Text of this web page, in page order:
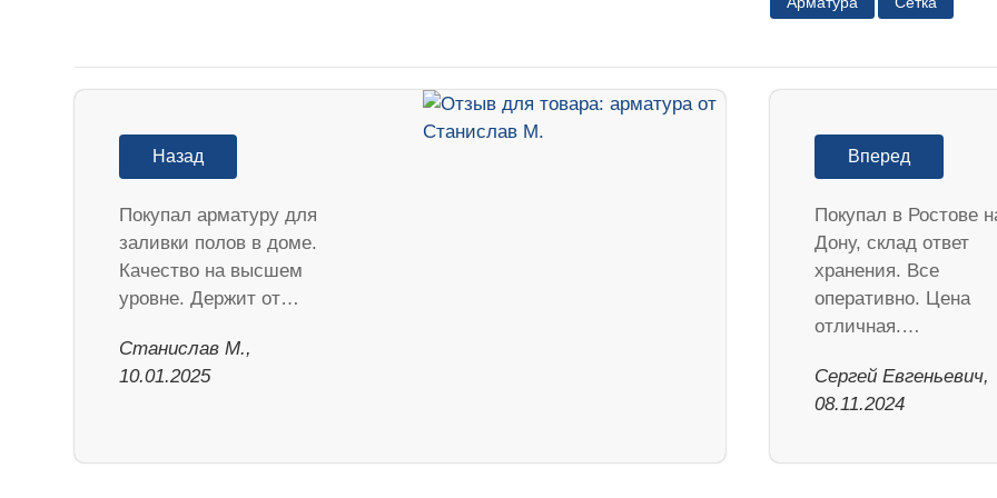
Назад
Покупал арматуру для
заливки полов в доме.
Качество на высшем
уровне. Держит от…
Станислав М.,
10.01.2025
Вперед
Покупал в Ростове
Дону, склад ответ
хранения. Все
оперативно. Цена
отличная.…
Сергей Евгеньевич,
08.11.2024